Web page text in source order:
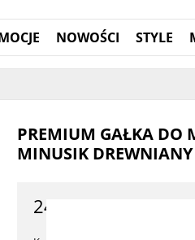
NOWOŚCI STYLE
PREMIUM GAŁKA DO
MINUSIK DREWNIANY
24,90 zł